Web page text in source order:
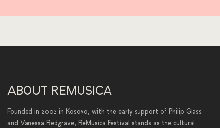
ABOUT REMUSICA
Founded in 2002 in Kosovo, with the early support of Philip Glass
and Vanessa Redgrave, ReMusica Festival stands as the cultural